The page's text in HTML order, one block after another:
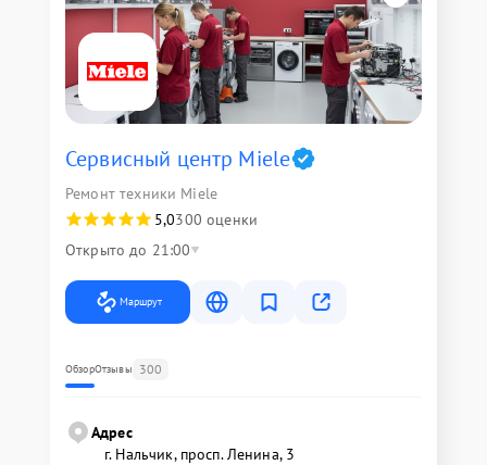
Сервисный центр Miele
Ремонт техники Miele
5,0300 оценки
Открыто до 21:00
Маршрут
ОбзорОтзывы 300
Адрес
г. Нальчик, просп. Ленина, 3